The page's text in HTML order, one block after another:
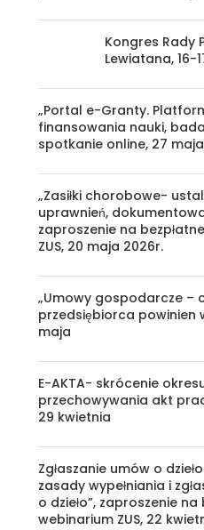
Kongres Rady
Lewiatana, 16-
„Portal e-Granty.
finansowania nauki,
spotkanie online, 27 maja
„Zasiłki chorobowe-
uprawnień,
zaproszenie na
ZUS, 20 maja 2026r.
„Umowy gospodarcze –
przedsiębiorca powinien
maja
E-AKTA- skrócenie
przechowywania akt
29 kwietnia
Zgłaszanie umów o
zasady wypełniania i
o dzieło”, zaproszenie na
webinarium ZUS, 22